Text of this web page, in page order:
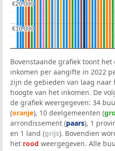
€10.000
€10.000
€20.000
€20.000
Bovenstaande grafiek toont
inkomen per aangifte in 2022
zijn de gebieden van laag naar
hoogte van het inkomen. De
de grafiek weergegeven: 34
(oranje), 10 deelgemeenten (
arrondissement (paars), 1
en 1 land (grijs). Bovendien
het rood weergegeven. Alle